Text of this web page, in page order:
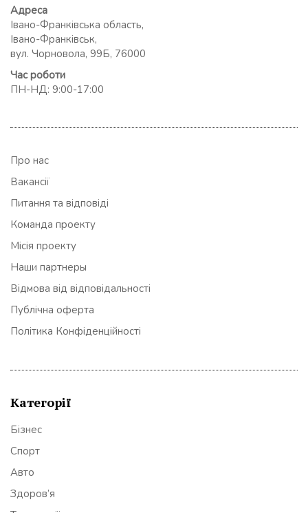
Адреса
Івано-Франківська область,
Івано-Франківськ,
вул. Чорновола, 99Б, 76000
Час роботи
ПН-НД: 9:00-17:00
Про нас
Вакансії
Питання та відповіді
Команда проекту
Місія проекту
Наши партнеры
Відмова від відповідальності
Публічна оферта
Політика Конфіденційності
Категорії
Бізнес
Спорт
Авто
Здоров’я